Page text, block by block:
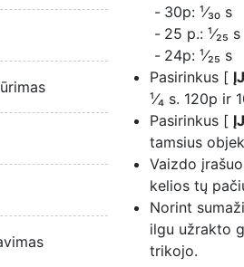
30p: ¹⁄₃₀ s
25 p.: ¹⁄₂₅ s
24p: ¹⁄₂₅ s
Pasirinkus [
¹⁄₄ s. 120p
Pasirinkus [
tamsius
Vaizdo
kelios tų
Norint
ilgu užrakto
trikojo.